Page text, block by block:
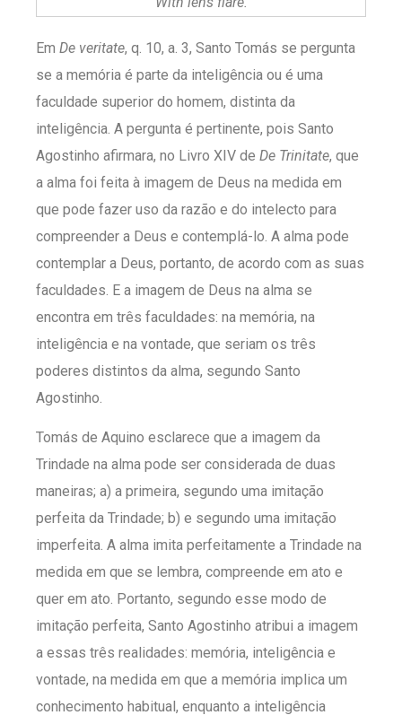
Em De veritate, q. 10, a. 3, Santo Tomás se pergunta
se a memória é parte da inteligência ou é uma
faculdade superior do homem, distinta da
inteligência. A pergunta é pertinente, pois Santo
Agostinho afirmara, no Livro XIV de De Trinitate, que
a alma foi feita à imagem de Deus na medida em
que pode fazer uso da razão e do intelecto para
compreender a Deus e contemplá-lo. A alma pode
contemplar a Deus, portanto, de acordo com as suas
faculdades. E a imagem de Deus na alma se
encontra em três faculdades: na memória, na
inteligência e na vontade, que seriam os três
poderes distintos da alma, segundo Santo
Agostinho.
Tomás de Aquino esclarece que a imagem da
Trindade na alma pode ser considerada de duas
maneiras; a) a primeira, segundo uma imitação
perfeita da Trindade; b) e segundo uma imitação
imperfeita. A alma imita perfeitamente a Trindade na
medida em que se lembra, compreende em ato e
quer em ato. Portanto, segundo esse modo de
imitação perfeita, Santo Agostinho atribui a imagem
a essas três realidades: memória, inteligência e
vontade, na medida em que a memória implica um
conhecimento habitual, enquanto a inteligência